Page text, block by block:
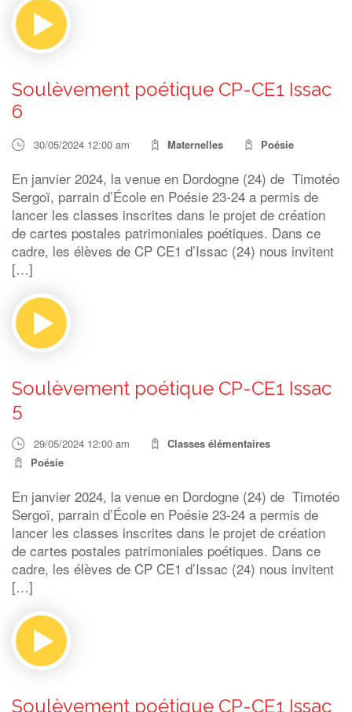
Soulèvement poétique CP-CE1 Issac
6
30/05/2024 12:00 am Maternelles Poésie
En janvier 2024, la venue en Dordogne (24) de Timotéo
Sergoï, parrain d’École en Poésie 23-24 a permis de
lancer les classes inscrites dans le projet de création
de cartes postales patrimoniales poétiques. Dans ce
cadre, les élèves de CP CE1 d’Issac (24) nous invitent
[…]
Soulèvement poétique CP-CE1 Issac
5
29/05/2024 12:00 am
Classes élémentaires
Poésie
En janvier 2024, la venue en Dordogne (24) de Timotéo
Sergoï, parrain d’École en Poésie 23-24 a permis de
lancer les classes inscrites dans le projet de création
de cartes postales patrimoniales poétiques. Dans ce
cadre, les élèves de CP CE1 d’Issac (24) nous invitent
[…]
Soulèvement poétique CP-CE1 Issac